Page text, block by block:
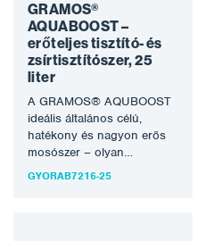
GRAMOS®
AQUABOOST –
erőteljes tisztító- és
zsírtisztítószer, 25
liter
A GRAMOS® AQUBOOST
ideális általános célú,
hatékony és nagyon erős
mosószer – olyan
mosószer, amely a legtöbb
GYORAB7216-25